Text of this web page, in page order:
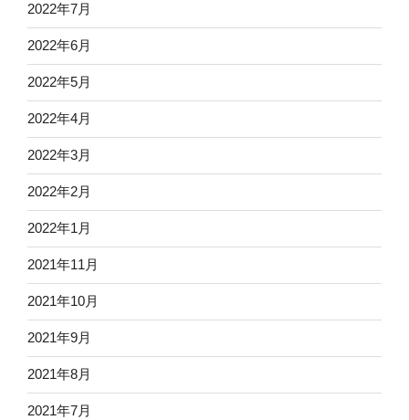
2022年7月
2022年6月
2022年5月
2022年4月
2022年3月
2022年2月
2022年1月
2021年11月
2021年10月
2021年9月
2021年8月
2021年7月